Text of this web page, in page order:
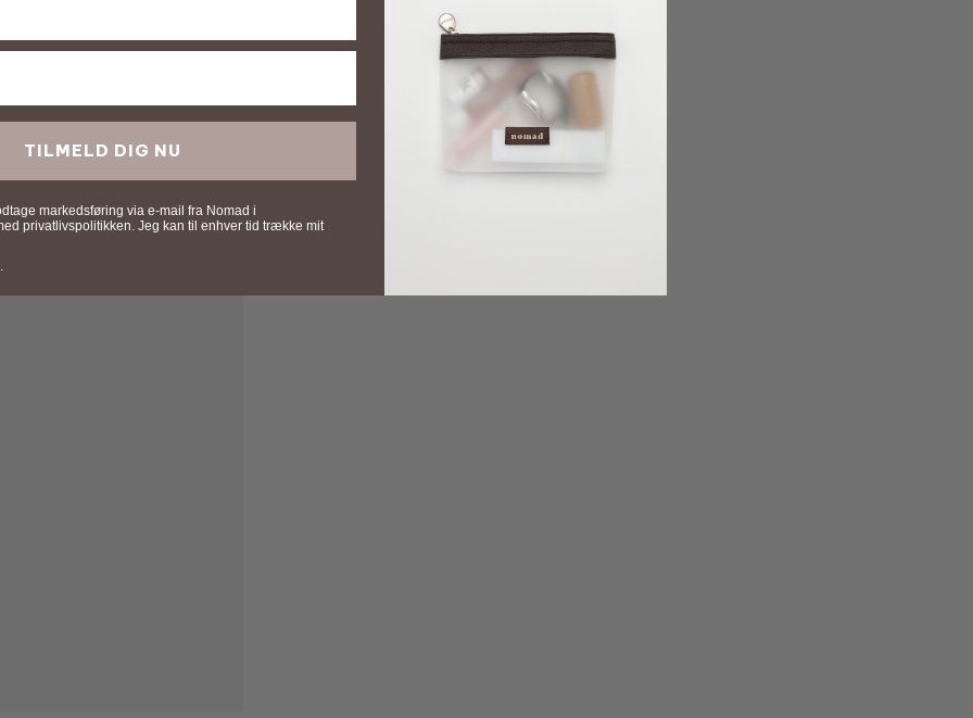
TILMELD DIG NU
markedsføring via e-mail fra Nomad i
privatlivspolitikken. Jeg kan til enhver tid trække mit